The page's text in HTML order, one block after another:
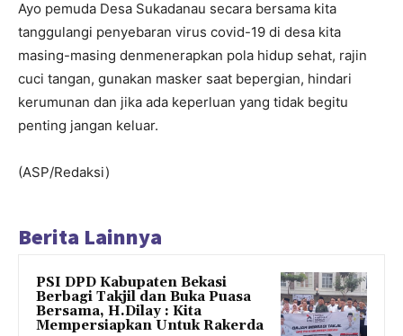
Ayo pemuda Desa Sukadanau secara bersama kita
tanggulangi penyebaran virus covid-19 di desa kita
masing-masing denmenerapkan pola hidup sehat, rajin
cuci tangan, gunakan masker saat bepergian, hindari
kerumunan dan jika ada keperluan yang tidak begitu
penting jangan keluar.
(ASP/Redaksi)
Berita Lainnya
PSI DPD Kabupaten Bekasi
Berbagi Takjil dan Buka Puasa
Bersama, H.Dilay : Kita
Mempersiapkan Untuk Rakerda